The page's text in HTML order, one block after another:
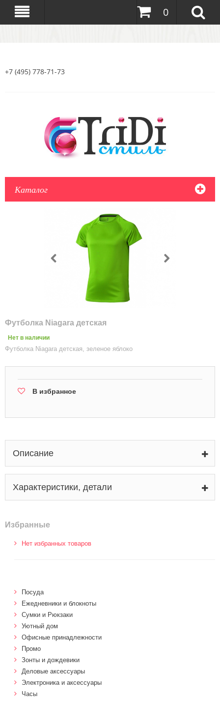
0
+7 (495) 778-71-73
Каталог
Футболка Niagara детская
Нет в наличии
Футболка Niagara детская, зеленое яблоко
В избранное
Описание
Характеристики, детали
Избранные
Нет избранных товаров
Посуда
Ежедневники и блокноты
Сумки и Рюкзаки
Уютный дом
Офисные принадлежности
Промо
Зонты и дождевики
Деловые аксессуары
Электроника и аксессуары
Часы